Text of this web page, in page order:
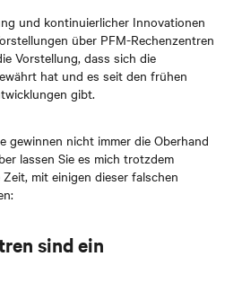
und kontinuierlicher Innovationen
über PFM-Rechenzentren
Vorstellung, dass sich die
hat und es seit den frühen
gibt.
gewinnen nicht immer die Oberhand
lassen Sie es mich trotzdem
mit einigen dieser falschen
sind ein